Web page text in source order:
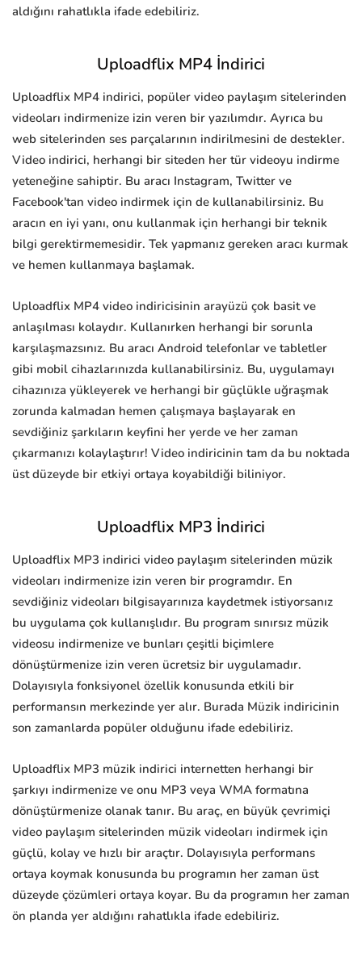
aldığını rahatlıkla ifade edebiliriz.
Uploadflix MP4 İndirici
Uploadflix MP4 indirici, popüler video paylaşım sitelerinden
videoları indirmenize izin veren bir yazılımdır. Ayrıca bu
web sitelerinden ses parçalarının indirilmesini de destekler.
Video indirici, herhangi bir siteden her tür videoyu indirme
yeteneğine sahiptir. Bu aracı Instagram, Twitter ve
Facebook'tan video indirmek için de kullanabilirsiniz. Bu
aracın en iyi yanı, onu kullanmak için herhangi bir teknik
bilgi gerektirmemesidir. Tek yapmanız gereken aracı kurmak
ve hemen kullanmaya başlamak.
Uploadflix MP4 video indiricisinin arayüzü çok basit ve
anlaşılması kolaydır. Kullanırken herhangi bir sorunla
karşılaşmazsınız. Bu aracı Android telefonlar ve tabletler
gibi mobil cihazlarınızda kullanabilirsiniz. Bu, uygulamayı
cihazınıza yükleyerek ve herhangi bir güçlükle uğraşmak
zorunda kalmadan hemen çalışmaya başlayarak en
sevdiğiniz şarkıların keyfini her yerde ve her zaman
çıkarmanızı kolaylaştırır! Video indiricinin tam da bu noktada
üst düzeyde bir etkiyi ortaya koyabildiği biliniyor.
Uploadflix MP3 İndirici
Uploadflix MP3 indirici video paylaşım sitelerinden müzik
videoları indirmenize izin veren bir programdır. En
sevdiğiniz videoları bilgisayarınıza kaydetmek istiyorsanız
bu uygulama çok kullanışlıdır. Bu program sınırsız müzik
videosu indirmenize ve bunları çeşitli biçimlere
dönüştürmenize izin veren ücretsiz bir uygulamadır.
Dolayısıyla fonksiyonel özellik konusunda etkili bir
performansın merkezinde yer alır. Burada Müzik indiricinin
son zamanlarda popüler olduğunu ifade edebiliriz.
Uploadflix MP3 müzik indirici internetten herhangi bir
şarkıyı indirmenize ve onu MP3 veya WMA formatına
dönüştürmenize olanak tanır. Bu araç, en büyük çevrimiçi
video paylaşım sitelerinden müzik videoları indirmek için
güçlü, kolay ve hızlı bir araçtır. Dolayısıyla performans
ortaya koymak konusunda bu programın her zaman üst
düzeyde çözümleri ortaya koyar. Bu da programın her zaman
ön planda yer aldığını rahatlıkla ifade edebiliriz.